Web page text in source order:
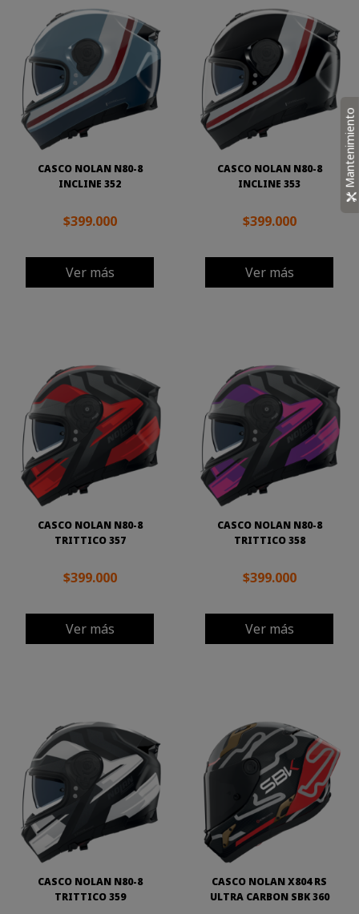
CASCO NOLAN N80-8
INCLINE 352
$399.000
Ver más
CASCO NOLAN N80-8
INCLINE 353
$399.000
Ver más
CASCO NOLAN N80-8
TRITTICO 357
$399.000
Ver más
CASCO NOLAN N80-8
TRITTICO 358
$399.000
Ver más
CASCO NOLAN N80-8
TRITTICO 359
CASCO NOLAN X804 RS
ULTRA CARBON SBK 360
Mantenimiento